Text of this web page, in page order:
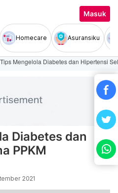
Masuk
Homecare Asuransiku
Mengelola Diabetes dan Hipertensi
Diabetes dan
PPKM
2021